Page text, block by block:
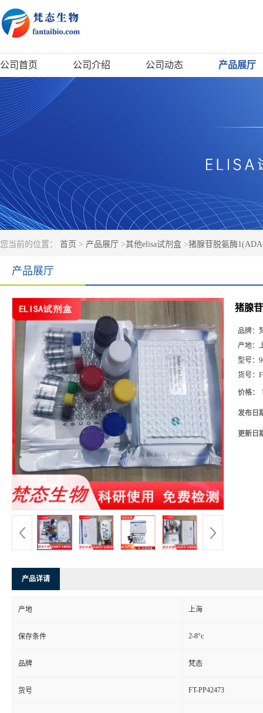
公司首页 公司介绍 公司动态 产品展厅
您当前的位置： 首页 > 产品展厅 >其他elisa试剂盒 >猪腺苷脱氨酶
产品展厅
猪腺
品牌：
产地：
型号：
货号：
价格：
发布日
更新日
产品详请
产地 上海
保存条件 2-8°c
品牌 梵态
货号 FT-PP42473